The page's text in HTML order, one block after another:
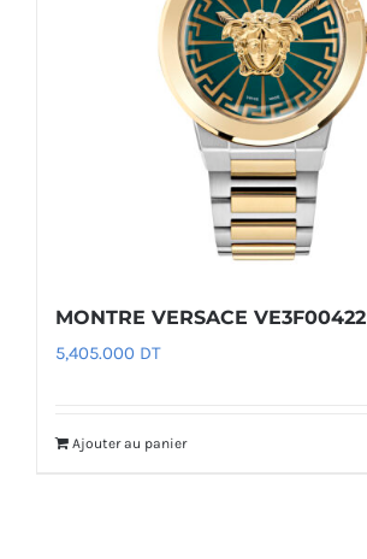
MONTRE VERSACE VE3F00422
5,405.000 DT
Ajouter au panier